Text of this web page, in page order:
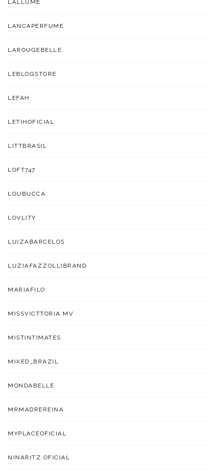
LALLUME
LANCAPERFUME
LAROUGEBELLE
LEBLOGSTORE
LEFAH
LETIHOFICIAL
LITTBRASIL
LOFT747
LOUBUCCA
LOVLITY
LUIZABARCELOS
LUZIAFAZZOLLIBRAND
MARIAFILO
MISSVICTTORIA.MV
MISTINTIMATES
MIXED_BRAZIL
MONDABELLE
MRMADREREINA
MYPLACEOFICIAL
NINARITZ.OFICIAL